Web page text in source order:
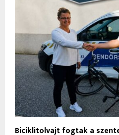
Biciklitolvajt fogtak a